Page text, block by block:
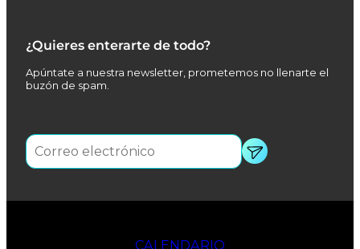
¿Quieres enterarte de todo?
Apúntate a nuestra newsletter, prometemos no llenarte el
buzón de spam.
CALENDARIO